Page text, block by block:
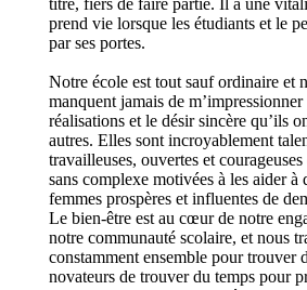
titre, fiers de faire partie. Il a une
prend vie lorsque les étudiants et le
par ses portes.
Notre école est tout sauf ordinaire et
manquent jamais de
réalisations et le désir sincère qu’ils
autres. Elles sont incroyablement
travailleuses, ouvertes et
sans complexe motivées à les aider à
femmes prospères et influentes de
Le bien-être est au cœur de notre
notre communauté scolaire, et nous
constamment ensemble pour trouver
novateurs de trouver du temps pour